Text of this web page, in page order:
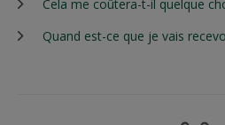
Cela me coûtera-t-il quelque
Quand est-ce que je vais